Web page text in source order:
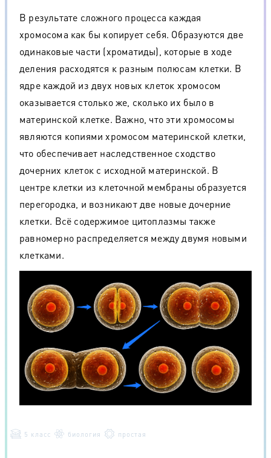
В результате сложного процесса каждая
хромосома как бы копирует себя. Образуются две
одинаковые части (хроматиды), которые в ходе
деления расходятся к разным полюсам клетки. В
ядре каждой из двух новых клеток хромосом
оказывается столько же, сколько их было в
материнской клетке. Важно, что эти хромосомы
являются копиями хромосом материнской клетки,
что обеспечивает наследственное сходство
дочерних клеток с исходной материнской. В
центре клетки из клеточной мембраны образуется
перегородка, и возникают две новые дочерние
клетки. Всё содержимое цитоплазмы также
равномерно распределяется между двумя новыми
клетками.
5 класс биология простая